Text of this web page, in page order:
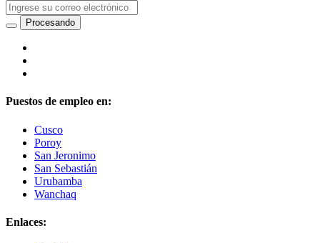
Puestos de empleo en:
Cusco
Poroy
San Jeronimo
San Sebastián
Urubamba
Wanchaq
Enlaces: